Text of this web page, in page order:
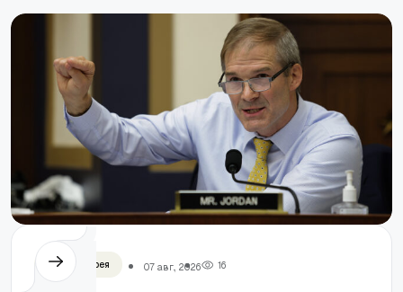
Южная Корея 07 авг., 2026 16